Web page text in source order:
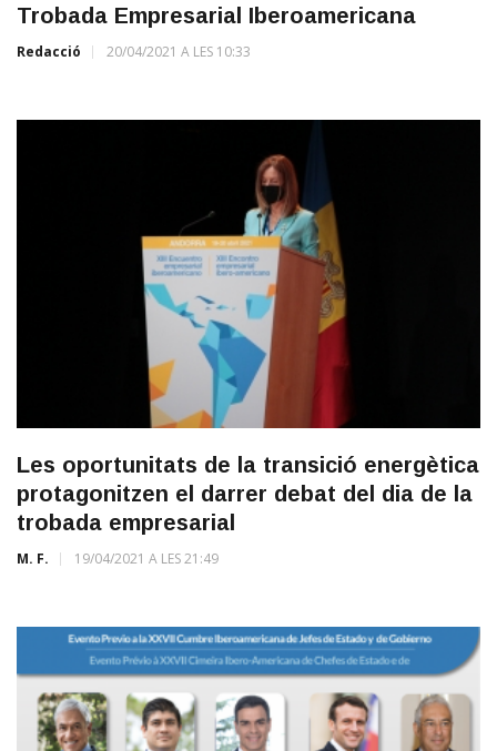
Trobada Empresarial Iberoamericana
Redacció 20/04/2021 A LES 10:33
Les oportunitats de la transició energètica
protagonitzen el darrer debat del dia de la
trobada empresarial
M. F. 19/04/2021 A LES 21:49